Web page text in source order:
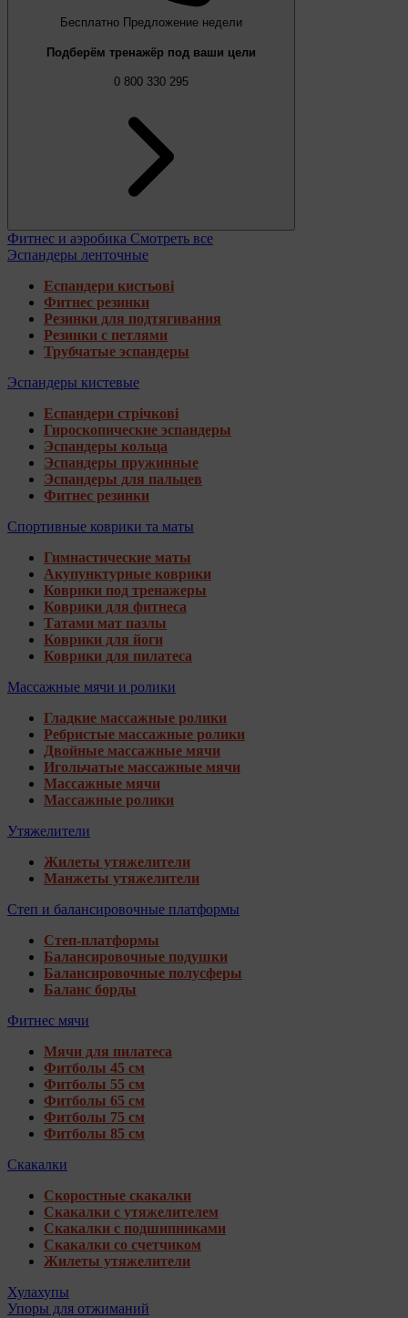
Бесплатно Предложение недели
Подберём тренажёр под ваши цели
0 800 330 295
Фитнес и аэробика Смотреть все
Эспандеры ленточные
Еспандери кистьові
Фитнес резинки
Резинки для подтягивания
Резинки с петлями
Трубчатые эспандеры
Эспандеры кистевые
Еспандери стрічкові
Гироскопические эспандеры
Эспандеры кольца
Эспандеры пружинные
Эспандеры для пальцев
Фитнес резинки
Спортивные коврики та маты
Гимнастические маты
Акупунктурные коврики
Коврики под тренажеры
Коврики для фитнеса
Татами мат пазлы
Коврики для йоги
Коврики для пилатеса
Массажные мячи и ролики
Гладкие массажные ролики
Ребристые массажные ролики
Двойные массажные мячи
Игольчатые массажные мячи
Массажные мячи
Массажные ролики
Утяжелители
Жилеты утяжелители
Манжеты утяжелители
Степ и балансировочные платформы
Степ-платформы
Балансировочные подушки
Балансировочные полусферы
Баланс борды
Фитнес мячи
Мячи для пилатеса
Фитболы 45 см
Фитболы 55 см
Фитболы 65 см
Фитболы 75 см
Фитболы 85 см
Скакалки
Скоростные скакалки
Скакалки с утяжелителем
Скакалки с подшипниками
Скакалки со счетчиком
Жилеты утяжелители
Хулахупы
Упоры для отжиманий